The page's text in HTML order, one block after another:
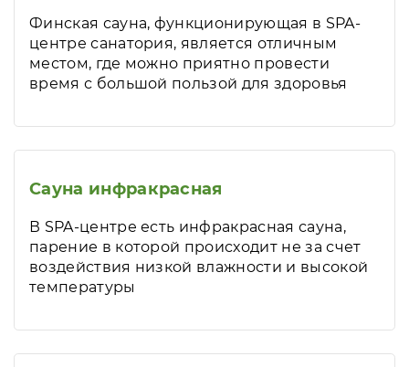
Финская сауна, функционирующая в SPA-
центре санатория, является отличным
местом, где можно приятно провести
время с большой пользой для здоровья
Сауна инфракрасная
В SPA-центре есть инфракрасная сауна,
парение в которой происходит не за счет
воздействия низкой влажности и высокой
температуры